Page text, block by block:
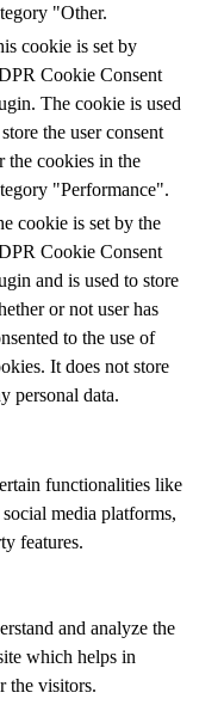
"Other.
cookie is set by
Cookie Consent
The cookie is used
the user consent
the cookies in the
"Performance".
cookie is set by the
Cookie Consent
and is used to store
or not user has
to the use of
It does not store
personal data.
functionalities like
media platforms,
features.
and analyze the
which helps in
the visitors.